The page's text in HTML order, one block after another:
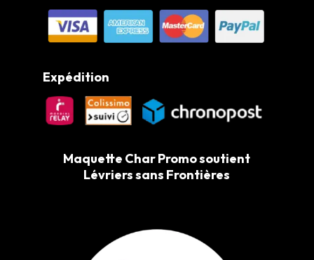
Expédition
Maquette Char Promo soutient
Lévriers sans Frontières